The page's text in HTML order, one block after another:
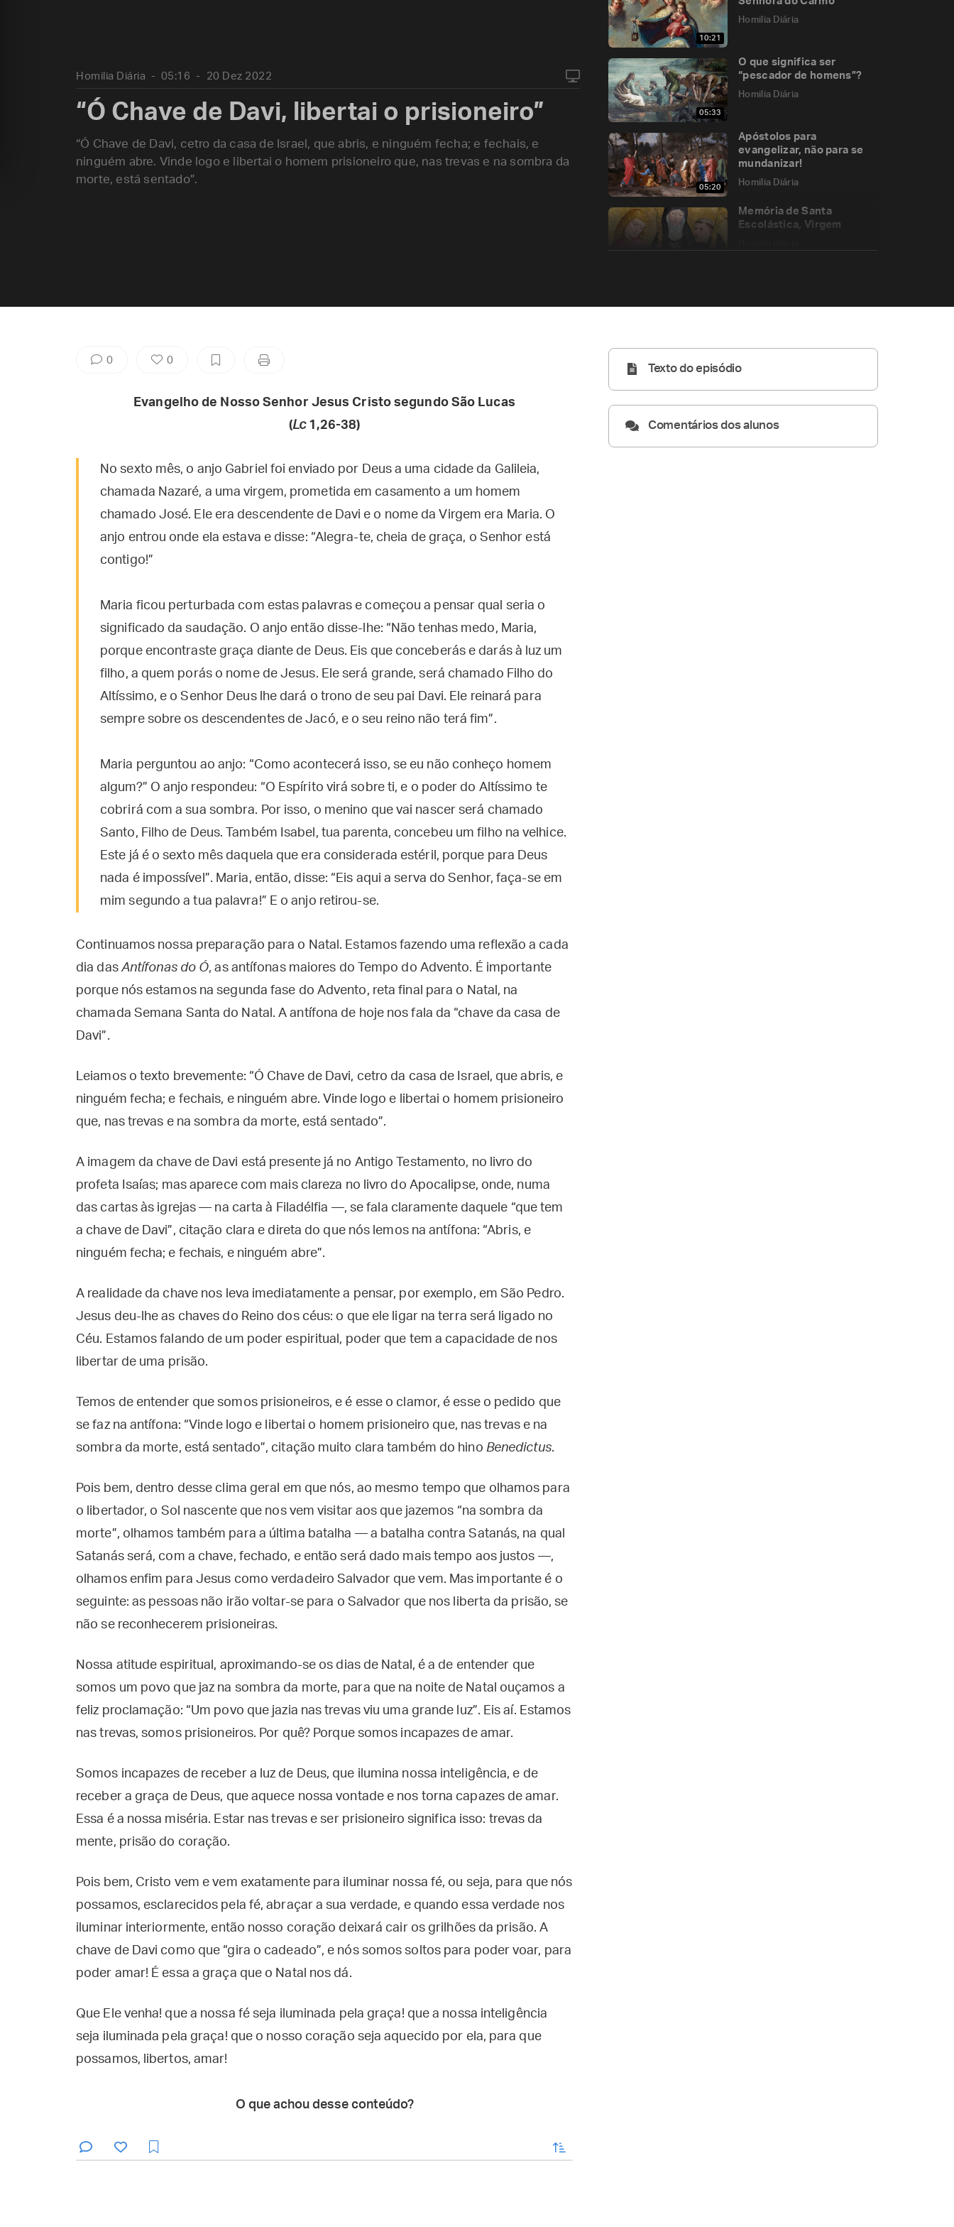
10:21
Homilia Diária
05:33
O que significa ser
“pescador de homens”?
Homilia Diária
05:20
Apóstolos para
evangelizar, não para se
mundanizar!
Homilia Diária
Memória de Santa
Escolástica, Virgem
Homilia Diária 05:16 20 Dez 2022
“Ó Chave de Davi, libertai o prisioneiro”
“Ó Chave de Davi, cetro da casa de Israel, que abris, e ninguém fecha; e fechais, e
ninguém abre. Vinde logo e libertai o homem prisioneiro que, nas trevas e na sombra da
morte, está sentado”.
0 0
Evangelho de Nosso Senhor Jesus Cristo segundo São Lucas
(Lc1,26-38)
No sexto mês, o anjo Gabriel foi enviado por Deus a uma cidade da Galileia,
chamada Nazaré, a uma virgem, prometida em casamento a um homem
chamado José. Ele era descendente de Davi e o nome da Virgem era Maria. O
anjo entrou onde ela estava e disse: “Alegra-te, cheia de graça, o Senhor está
contigo!”
Maria ficou perturbada com estas palavras e começou a pensar qual seria o
significado da saudação. O anjo então disse-lhe: “Não tenhas medo, Maria,
porque encontraste graça diante de Deus. Eis que conceberás e darás à luz um
filho, a quem porás o nome de Jesus. Ele será grande, será chamado Filho do
Altíssimo, e o Senhor Deus lhe dará o trono de seu pai Davi. Ele reinará para
sempre sobre os descendentes de Jacó, e o seu reino não terá fim”.
Maria perguntou ao anjo: “Como acontecerá isso, se eu não conheço homem
algum?” O anjo respondeu: “O Espírito virá sobre ti, e o poder do Altíssimo te
cobrirá com a sua sombra. Por isso, o menino que vai nascer será chamado
Santo, Filho de Deus. Também Isabel, tua parenta, concebeu um filho na velhice.
Este já é o sexto mês daquela que era considerada estéril, porque para Deus
nada é impossível”. Maria, então, disse: “Eis aqui a serva do Senhor, faça-se em
mim segundo a tua palavra!” E o anjo retirou-se.
Continuamos nossa preparação para o Natal. Estamos fazendo uma reflexão a cada
dia dasAntífonas do Ó, as antífonas maiores do Tempo do Advento. É importante
porque nós estamos na segunda fase do Advento, reta final para o Natal, na
chamada Semana Santa do Natal. A antífona de hoje nos fala da “chave da casa de
Davi”.
Leiamos o texto brevemente: “Ó Chave de Davi, cetro da casa de Israel, que abris, e
ninguém fecha; e fechais, e ninguém abre. Vinde logo e libertai o homem prisioneiro
que, nas trevas e na sombra da morte, está sentado”.
A imagem da chave de Davi está presente já no Antigo Testamento, no livro do
profeta Isaías; mas aparece com mais clareza no livro do Apocalipse, onde, numa
das cartas às igrejas — na carta à Filadélfia —, se fala claramente daquele “que tem
a chave de Davi”, citação clara e direta do que nós lemos na antífona: “Abris, e
ninguém fecha; e fechais, e ninguém abre”.
A realidade da chave nos leva imediatamente a pensar, por exemplo, em São Pedro.
Jesus deu-lhe as chaves do Reino dos céus: o que ele ligar na terra será ligado no
Céu. Estamos falando de um poder espiritual, poder que tem a capacidade de nos
libertar de uma prisão.
Temos de entender que somos prisioneiros, e é esse o clamor, é esse o pedido que
se faz na antífona: “Vinde logo e libertai o homem prisioneiro que, nas trevas e na
sombra da morte, está sentado”, citação muito clara também do hino Benedictus.
Pois bem, dentro desse clima geral em que nós, ao mesmo tempo que olhamos para
o libertador, o Sol nascente que nos vem visitar aos que jazemos “na sombra da
morte”, olhamos também para a última batalha — a batalha contra Satanás, na qual
Satanás será, com a chave, fechado, e então será dado mais tempo aos justos —,
olhamos enfim para Jesus como verdadeiro Salvador que vem. Mas importante é o
seguinte: as pessoas não irão voltar-se para o Salvador que nos liberta da prisão, se
não se reconhecerem prisioneiras.
Nossa atitude espiritual, aproximando-se os dias de Natal, é a de entender que
somos um povo que jaz na sombra da morte, para que na noite de Natal ouçamos a
feliz proclamação: “Um povo que jazia nas trevas viu uma grande luz”. Eis aí. Estamos
nas trevas, somos prisioneiros. Por quê? Porque somos incapazes de amar.
Somos incapazes de receber a luz de Deus, que ilumina nossa inteligência, e de
receber a graça de Deus, que aquece nossa vontade e nos torna capazes de amar.
Essa é a nossa miséria. Estar nas trevas e ser prisioneiro significa isso: trevas da
mente, prisão do coração.
Pois bem, Cristo vem e vem exatamente para iluminar nossa fé, ou seja, para que nós
possamos, esclarecidos pela fé, abraçar a sua verdade, e quando essa verdade nos
iluminar interiormente, então nosso coração deixará cair os grilhões da prisão. A
chave de Davi como que “gira o cadeado”, e nós somos soltos para poder voar, para
poder amar! É essa a graça que o Natal nos dá.
Que Ele venha! que a nossa fé seja iluminada pela graça! que a nossa inteligência
seja iluminada pela graça! que o nosso coração seja aquecido por ela, para que
possamos, libertos, amar!
O que achou desse conteúdo?
enviar
Texto do episódio
Comentários dos alunos